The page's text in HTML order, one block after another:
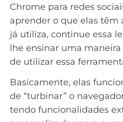
Chrome para redes
aprender o que elas têm
já utiliza, continue essa
lhe ensinar uma
de utilizar essa
Basicamente, elas
de “turbinar” o
tendo funcionalidades